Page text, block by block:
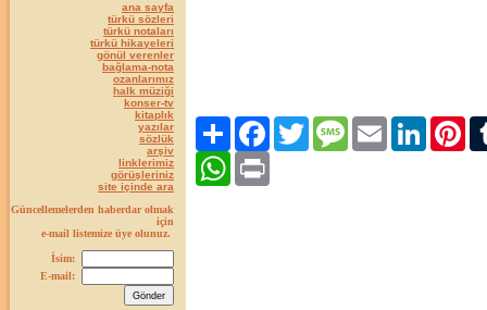
ana sayfa
türkü sözleri
türkü notaları
türkü hikayeleri
gönül verenler
bağlama-nota
ozanlarımız
halk müziği
konser-tv
kitaplık
yazılar
sözlük
arşiv
linklerimiz
görüşleriniz
site içinde ara
Güncellemelerden haberdar olmak
için
e-mail listemize üye olunuz.
İsim:
E-mail:
Paylaş FacebookTwitter Message Email LinkedIn
WhatsApp